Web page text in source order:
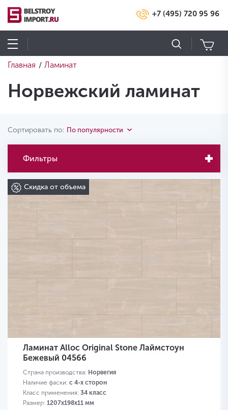
+7 (495) 720 95 96
Главная / Ламинат
Норвежский ламинат
Сортировать по: По популярности
Фильтры
Скидка от объема
Ламинат Alloc Original Stone Лаймстоун
Бежевый 04566
Страна производства: Норвегия
Наличие фаски: с 4-х сторон
Класс применения: 34 класс
Размер: 1207х198х11 мм